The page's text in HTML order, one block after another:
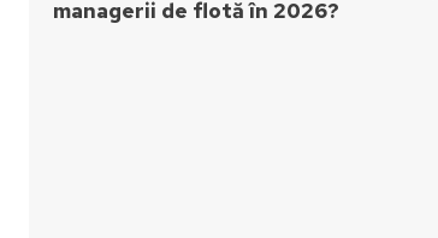
managerii de flotă în 2026?